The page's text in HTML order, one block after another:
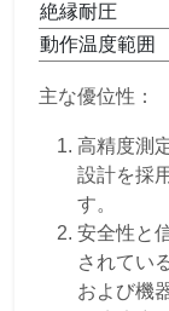
絶縁耐圧
動作温度範囲
主な優位性：
高精度測
設計を採
す。
安全性と
されてい
および機